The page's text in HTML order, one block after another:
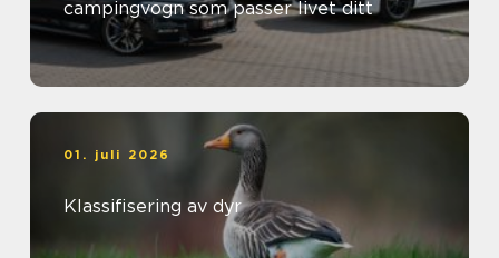
campingvogn som passer livet ditt
01. juli 2026
Klassifisering av dyr